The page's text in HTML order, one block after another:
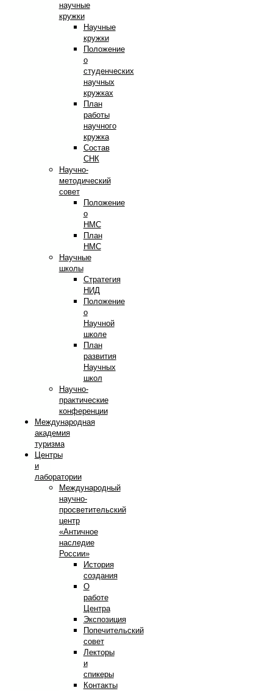
научные
кружки
Научные
кружки
Положение
о
студенческих
научных
кружках
План
работы
научного
кружка
Состав
СНК
Научно-
методический
совет
Положение
о
НМС
План
НМС
Научные
школы
Стратегия
НИД
Положение
о
Научной
школе
План
развития
Научных
школ
Научно-
практические
конференции
Международная
академия
туризма
Центры
и
лаборатории
Международный
научно-
просветительский
центр
«Античное
наследие
России»
История
создания
О
работе
Центра
Экспозиция
Попечительский
совет
Лекторы
и
спикеры
Контакты